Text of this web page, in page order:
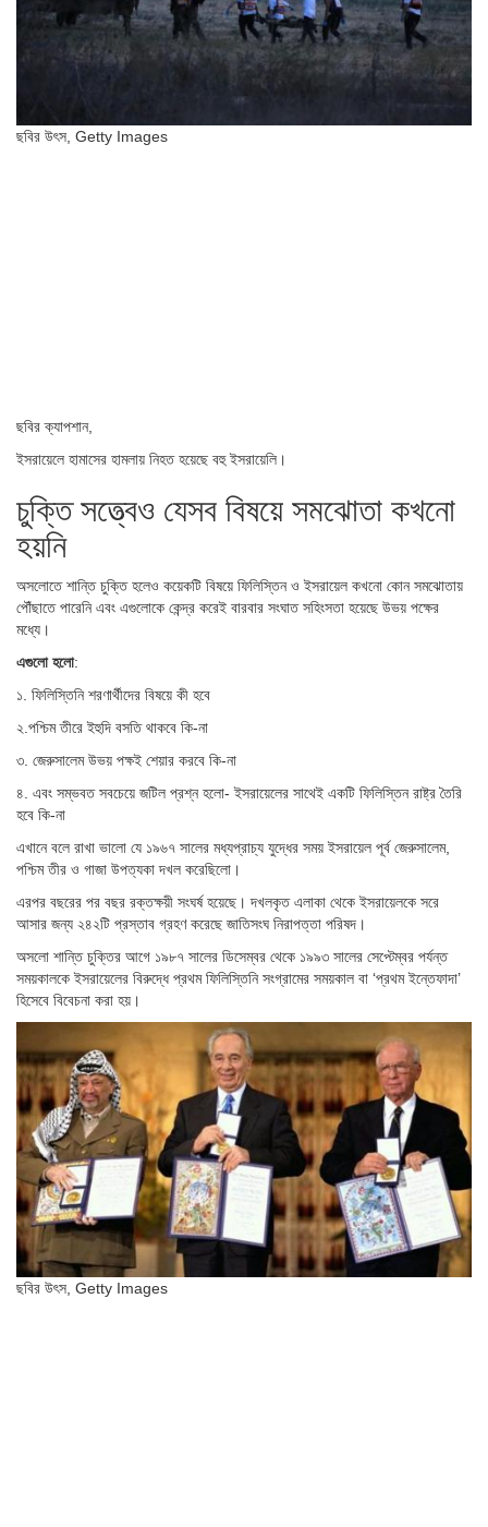
ছবির উৎস, Getty Images
ছবির ক্যাপশান,
ইসরায়েলে হামাসের হামলায় নিহত হয়েছে বহু ইসরায়েলি।
চুক্তি সত্ত্বেও যেসব বিষয়ে সমঝোতা কখনো
হয়নি
অসলোতে শান্তি চুক্তি হলেও কয়েকটি বিষয়ে ফিলিস্তিন ও ইসরায়েল কখনো কোন সমঝোতায়
পৌঁছাতে পারেনি এবং এগুলোকে কেন্দ্র করেই বারবার সংঘাত সহিংসতা হয়েছে উভয় পক্ষের
মধ্যে।
এগুলো হলো:
১. ফিলিস্তিনি শরণার্থীদের বিষয়ে কী হবে
২.পশ্চিম তীরে ইহুদি বসতি থাকবে কি-না
৩. জেরুসালেম উভয় পক্ষই শেয়ার করবে কি-না
৪. এবং সম্ভবত সবচেয়ে জটিল প্রশ্ন হলো- ইসরায়েলের সাথেই একটি ফিলিস্তিন রাষ্ট্র তৈরি
হবে কি-না
এখানে বলে রাখা ভালো যে ১৯৬৭ সালের মধ্যপ্রাচ্য যুদ্ধের সময় ইসরায়েল পূর্ব জেরুসালেম,
পশ্চিম তীর ও গাজা উপত্যকা দখল করেছিলো।
এরপর বছরের পর বছর রক্তক্ষয়ী সংঘর্ষ হয়েছে। দখলকৃত এলাকা থেকে ইসরায়েলকে সরে
আসার জন্য ২৪২টি প্রস্তাব গ্রহণ করেছে জাতিসংঘ নিরাপত্তা পরিষদ।
অসলো শান্তি চুক্তির আগে ১৯৮৭ সালের ডিসেম্বর থেকে ১৯৯৩ সালের সেপ্টেম্বর পর্যন্ত
সময়কালকে ইসরায়েলের বিরুদ্ধে প্রথম ফিলিস্তিনি সংগ্রামের সময়কাল বা ‘প্রথম ইন্তেফাদা’
হিসেবে বিবেচনা করা হয়।
ছবির উৎস, Getty Images